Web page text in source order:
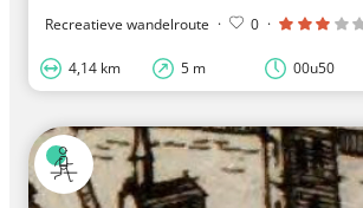
Recreatieve wandelroute · 0 ·
4,14 km 5 m 00u50